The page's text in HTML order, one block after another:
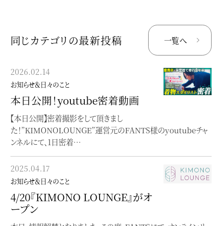
同じカテゴリの最新投稿 一覧へ
2026.02.14
お知らせ＆日々のこと
本日公開！youtube密着動画
【本日公開】密着撮影をして頂きまし
た！”KIMONOLOUNGE”運営元のFANTS様のyoutubeチャ
ンネルにて、1日密着…
2025.04.17
お知らせ＆日々のこと
4/20『KIMONO LOUNGE』がオ
ープン
2023.02.07
お知らせ＆日々のこと
Instagramのご案内
最新情報はInstagramに掲載しています
2023.01.31
お知らせ＆日々のこと
ポートフォリオを移転
作品やお仕事のポートフォリオをfolioへ
2023.01.10